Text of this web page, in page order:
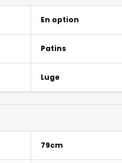
En option
Patins
Luge
79cm